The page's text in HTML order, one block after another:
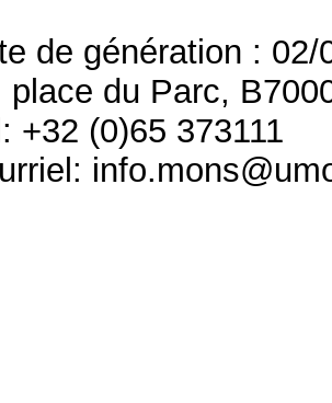
de génération : 02/
place du Parc,
+32 (0)65 373111